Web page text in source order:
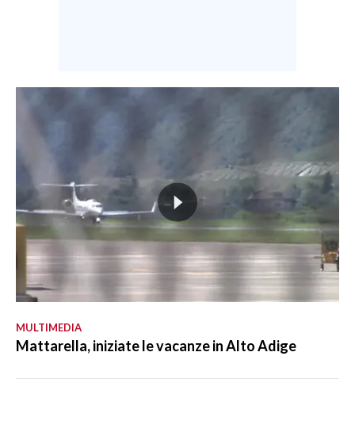
MULTIMEDIA
Mattarella, iniziate le vacanze in Alto Adige